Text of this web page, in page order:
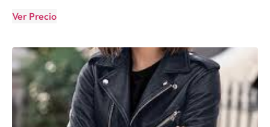
Ver Precio